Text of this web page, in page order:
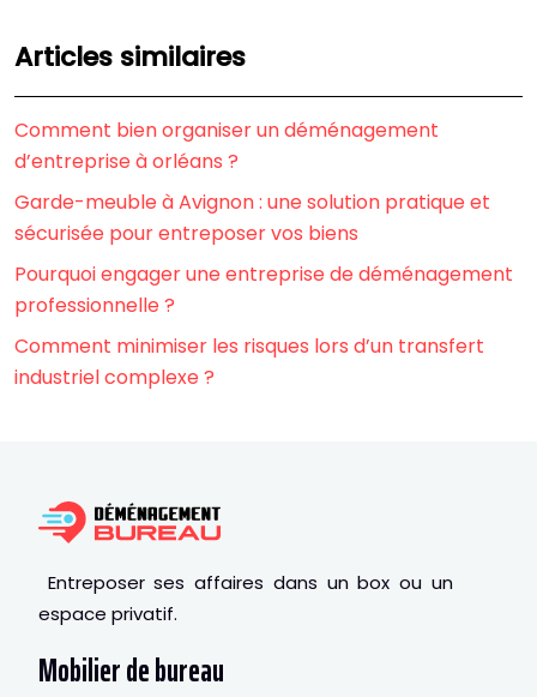
Articles similaires
Comment bien organiser un déménagement
d’entreprise à orléans ?
Garde-meuble à Avignon : une solution pratique et
sécurisée pour entreposer vos biens
Pourquoi engager une entreprise de déménagement
professionnelle ?
Comment minimiser les risques lors d’un transfert
industriel complexe ?
Entreposer ses affaires dans un box ou un
espace privatif.
Mobilier de bureau